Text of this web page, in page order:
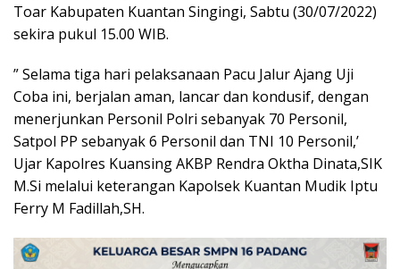
Toar Kabupaten Kuantan Singingi, Sabtu (30/07/2022)
sekira pukul 15.00 WIB.
” Selama tiga hari pelaksanaan Pacu Jalur Ajang Uji
Coba ini, berjalan aman, lancar dan kondusif, dengan
menerjunkan Personil Polri sebanyak 70 Personil,
Satpol PP sebanyak 6 Personil dan TNI 10 Personil,’
Ujar Kapolres Kuansing AKBP Rendra Oktha Dinata,SIK
M.Si melalui keterangan Kapolsek Kuantan Mudik Iptu
Ferry M Fadillah,SH.